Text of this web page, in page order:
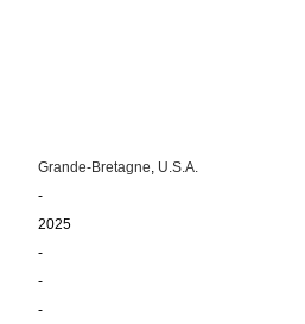
Grande-Bretagne, U.S.A.
-
2025
-
-
-